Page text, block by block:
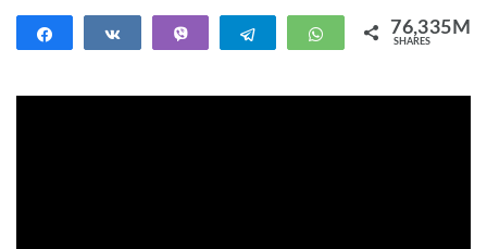
Share Share Telegram WhatsApp76,335M
SHARES